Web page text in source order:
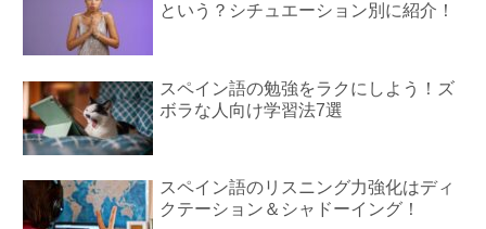
という？シチュエーション別に紹介！
スペイン語の勉強をラクにしよう！ズ
ボラな人向け学習法7選
スペイン語のリスニング力強化はディ
クテーション＆シャドーイング！